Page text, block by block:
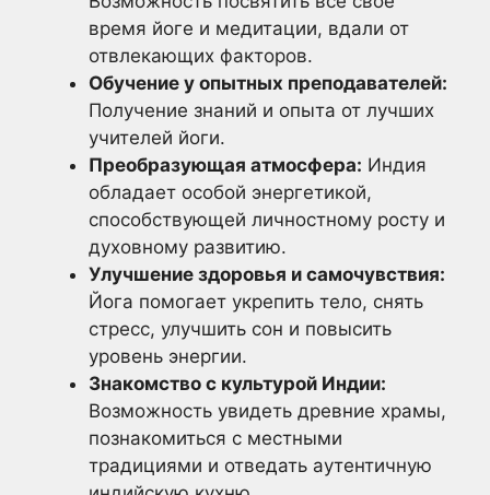
время йоге и медитации, вдали от
отвлекающих факторов.
Обучение у опытных преподавателей:
Получение знаний и опыта от лучших
учителей йоги.
Преобразующая атмосфера: Индия
обладает особой энергетикой,
способствующей личностному росту и
духовному развитию.
Улучшение здоровья и самочувствия:
Йога помогает укрепить тело, снять
стресс, улучшить сон и повысить
уровень энергии.
Знакомство с культурой Индии:
Возможность увидеть древние храмы,
познакомиться с местными
традициями и отведать аутентичную